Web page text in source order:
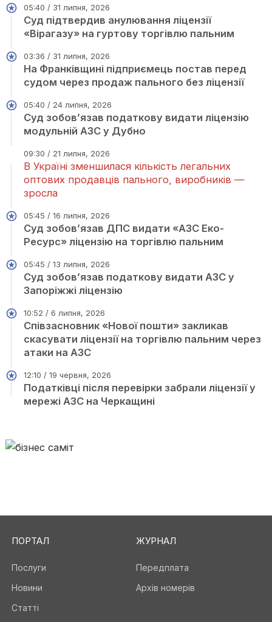
05:40 / 31 липня, 2026
Суд підтвердив анулювання ліцензії
«Вірагазу» на гуртову торгівлю пальним
03:36 / 31 липня, 2026
На Франківщині підприємець постав перед
судом через продаж пального без ліцензії
05:40 / 24 липня, 2026
Суд зобов’язав податкову видати ліцензію
модульній АЗС у Дубно
09:30 / 21 липня, 2026
В Україні зменшилася кількість легальних
оптових продавців пального, виробників —
зросла
05:45 / 16 липня, 2026
Суд зобов’язав ДПС видати «АЗС Еко-
Ресурс» ліцензію на торгівлю пальним
05:45 / 13 липня, 2026
Суд зобов’язав податкову видати АЗС у
Запоріжжі ліцензію
10:52 / 6 липня, 2026
Співзасновник «Нової пошти» закликав
скасувати ліцензії на торгівлю пальним через
атаки на АЗС
12:10 / 19 червня, 2026
Податківці після перевірки забрали ліцензії у
мережі АЗС на Черкащині
ПОРТАЛ
Послуги
Новини
Статті
ЖУРНАЛ
Передплата
Архів номерів